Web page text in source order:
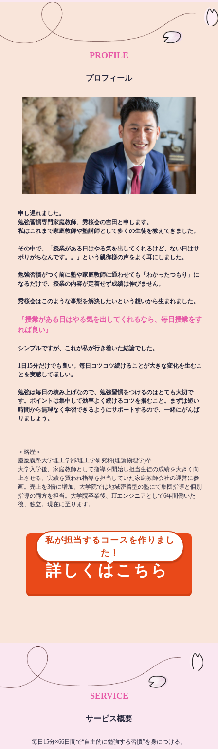
PROFILE
プロフィール
申し遅れました。
勉強習慣専門家庭教師、秀桜会の吉田と申します。
私はこれまで家庭教師や塾講師として多くの生徒を教えてきました。
その中で、「授業がある日はやる気を出してくれるけど、ない日はサ
ボりがちなんです。。」という親御様の声をよく耳にしました。
勉強習慣がつく前に塾や家庭教師に通わせても「わかったつもり」に
なるだけで、授業の内容が定着せず成績は伸びません。
秀桜会はこのような事態を解決したいという想いから生まれました。
『授業がある日はやる気を出してくれるなら、毎日授業をす
れば良い』
シンプルですが、これが私が行き着いた結論でした。
1日15分だけでも良い。毎日コツコツ続けることが大きな変化を生むこ
とを実感してほしい。
勉強は毎日の積み上げなので、勉強習慣をつけるのはとても大切で
す。ポイントは集中して効率よく続けるコツを掴むこと。まずは短い
時間から無理なく学習できるようにサポートするので、一緒にがんば
りましょう。
＜略歴＞
慶應義塾大学理工学部/理工学研究科(理論物理学)卒
大学入学後、家庭教師として指導を開始し担当生徒の成績を大きく向
上させる。実績を買われ指導を担当していた家庭教師会社の運営に参
画。売上を3倍に増加。大学院では地域密着型の塾にて集団指導と個別
指導の両方を担当。大学院卒業後、ITエンジニアとして6年間働いた
後、独立。現在に至ります。
私が担当するコースを作りまし
た！
詳しくはこちら
SERVICE
サービス概要
毎日15分×66日間で“自主的に勉強する習慣”を身につける。